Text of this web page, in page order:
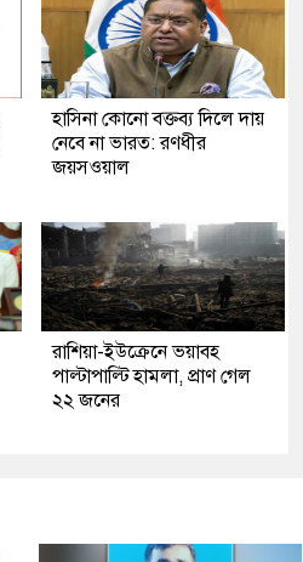
হাসিনা কোনো বক্তব্য দিলে দায়
নেবে না ভারত: রণধীর
জয়সওয়াল
রাশিয়া-ইউক্রেনে ভয়াবহ
পাল্টাপাল্টি হামলা, প্রাণ গেল
২২ জনের